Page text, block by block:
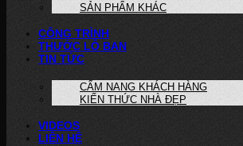
SẢN PHẨM KHÁC
CÔNG TRÌNH
THƯỚC LỖ BAN
TIN TỨC
CẨM NANG KHÁCH HÀNG
KIẾN THỨC NHÀ ĐẸP
VIDEOS
LIÊN HỆ